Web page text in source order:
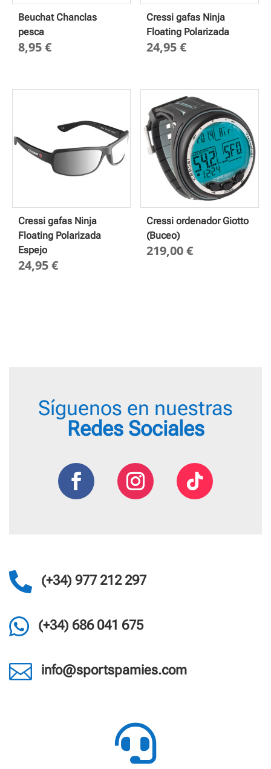
Beuchat Chanclas
pesca
8,95€
Cressi gafas Ninja
Floating Polarizada
24,95€
Cressi gafas Ninja
Floating Polarizada
Espejo
24,95€
Cressi ordenador Giotto
(Buceo)
219,00€
Síguenos en nuestras
Redes Sociales
 (+34) 977 212 297
 (+34) 686 041 675
 info@sportspamies.com
